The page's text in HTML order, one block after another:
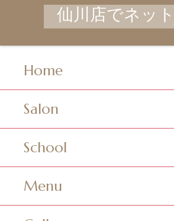
仙川店でネッ
Home
Salon
School
Menu